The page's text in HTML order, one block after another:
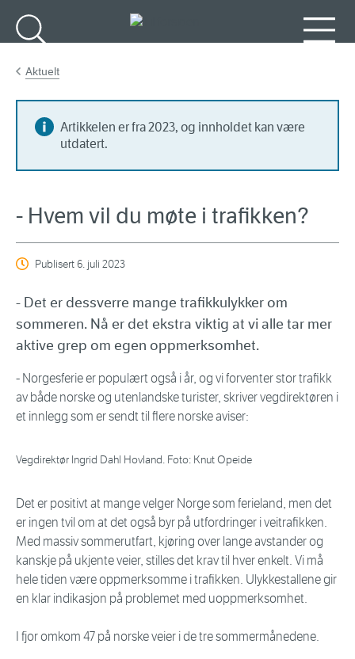
Aktuelt
Artikkelen er fra 2023, og innholdet kan være
utdatert.
- Hvem vil du møte i trafikken?
Publisert6. juli 2023
- Det er dessverre mange trafikkulykker om
sommeren. Nå er det ekstra viktig at vi alle tar mer
aktive grep om egen oppmerksomhet.
- Norgesferie er populært også i år, og vi forventer stor trafikk
av både norske og utenlandske turister, skriver vegdirektøren i
et innlegg som er sendt til flere norske aviser:
Vegdirektør Ingrid Dahl Hovland. Foto: Knut Opeide
Det er positivt at mange velger Norge som ferieland, men det
er ingen tvil om at det også byr på utfordringer i veitrafikken.
Med massiv sommerutfart, kjøring over lange avstander og
kanskje på ukjente veier, stilles det krav til hver enkelt. Vi må
hele tiden være oppmerksomme i trafikken. Ulykkestallene gir
en klar indikasjon på problemet med uoppmerksomhet.
I fjor omkom 47 på norske veier i de tre sommermånedene.